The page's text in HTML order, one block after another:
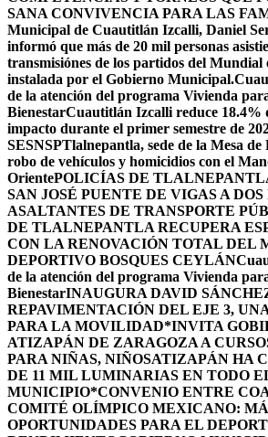
SANA CONVIVENCIA PARA LAS
Municipal de Cuautitlán Izcalli, Daniel
informó que más de 20 mil personas
transmisiónes de los partidos del Mundial
instalada por el Gobierno Municipal.
de la atención del programa Vivienda
BienestarCuautitlán Izcalli reduce 18.4%
impacto durante el primer semestre de
SESNSPTlalnepantla, sede de la Mesa
robo de vehículos y homicidios con el
OrientePOLICÍAS DE
SAN JOSÉ PUENTE DE VIGAS A
ASALTANTES DE TRANSPORTE
DE TLALNEPANTLA RECUPERA
CON LA RENOVACIÓN TOTAL DEL
DEPORTIVO BOSQUES CEYLÁN
de la atención del programa Vivienda
BienestarINAUGURA DAVID
REPAVIMENTACIÓN DEL EJE 3,
PARA LA MOVILIDAD*INVITA
ATIZAPÁN DE ZARAGOZA A
PARA NIÑAS, NIÑOSATIZAPÁN HA
DE 11 MIL LUMINARIAS EN TODO
MUNICIPIO*CONVENIO ENTRE
COMITÉ OLÍMPICO MEXICANO:
OPORTUNIDADES PARA EL